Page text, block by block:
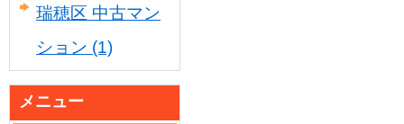
瑞穂区 中古マン
ション (1)
メニュー